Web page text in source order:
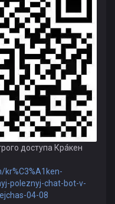
доступа Крáкен
kr%C3%A1ken-
poleznyj-chat-bot-v-
04-08